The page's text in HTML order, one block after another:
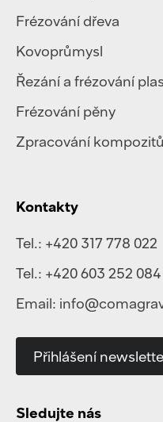
Frézování dřeva
Kovoprůmysl
Řezání a frézování
Frézování pěny
Zpracování kompozitů
Kontakty
Tel.: +420 317 778 022
Tel.: +420 603 252 084
Email:
Přihlášení
Sledujte nás